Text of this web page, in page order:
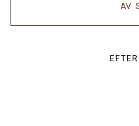
AV
EFTER: